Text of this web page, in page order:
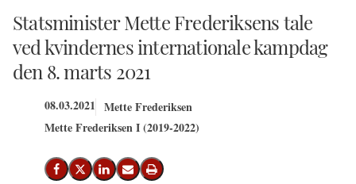
Statsminister Mette Frederiksens tale
ved kvindernes internationale kampdag
den 8. marts 2021
08.03.2021 Mette Frederiksen
Mette Frederiksen I (2019-2022)
Del på Facebook
Del på X (Twitter)
Del på LinkedIn
Send email
Print